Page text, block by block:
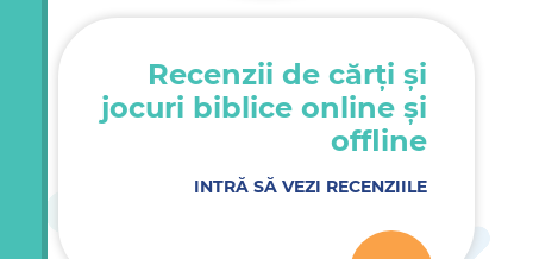
Recenzii de cărți și
jocuri biblice online și
offline
INTRĂ SĂ VEZI RECENZIILE